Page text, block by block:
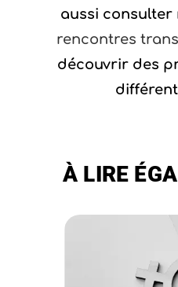
aussi consulter
rencontres
découvrir des
À LIRE